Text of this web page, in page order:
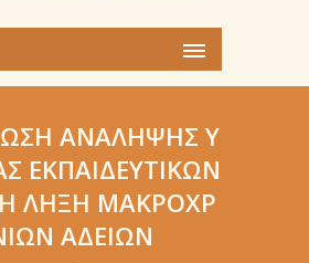
ΑΝΆΛΗΨΗΣ Υ
ΕΚΠΑΙΔΕΥΤΙΚΏΝ
ΛΉΞΗ ΜΑΚΡΟΧΡ
ΑΔΕΙΏΝ